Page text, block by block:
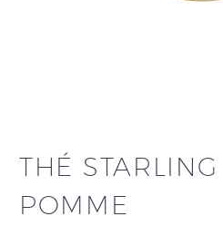
THÉ STARLING
POMME